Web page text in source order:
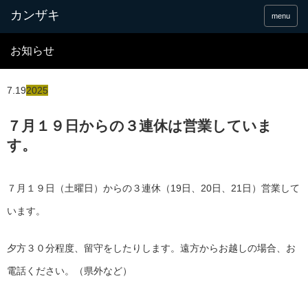
menu
お知らせ
7.192025
７月１９日からの３連休は営業していま
す。
７月１９日（土曜日）からの３連休（19日、20日、21日）営業して
います。
夕方３０分程度、留守をしたりします。遠方からお越しの場合、お
電話ください。（県外など）